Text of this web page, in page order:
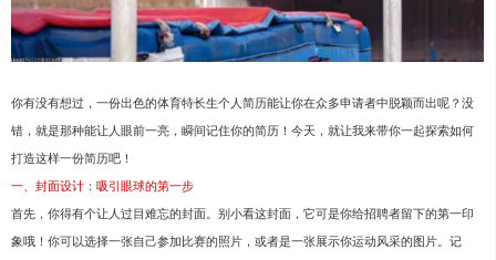
你有没有想过，一份出色的体育特长生个人简历能让你在众多申请者中脱颖而出呢？没
错，就是那种能让人眼前一亮，瞬间记住你的简历！今天，就让我来带你一起探索如何
打造这样一份简历吧！
一、封面设计：吸引眼球的第一步
首先，你得有个让人过目难忘的封面。别小看这封面，它可是你给招聘者留下的第一印
象哦！你可以选择一张自己参加比赛的照片，或者是一张展示你运动风采的图片。记